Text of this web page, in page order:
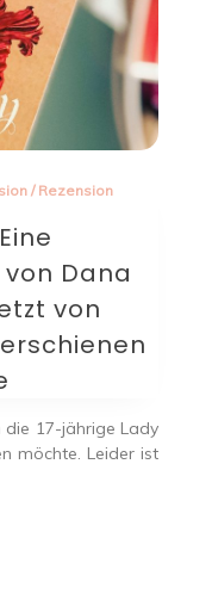
/ Rezension
Dana
von
die 17-jährige Lady
möchte. Leider ist